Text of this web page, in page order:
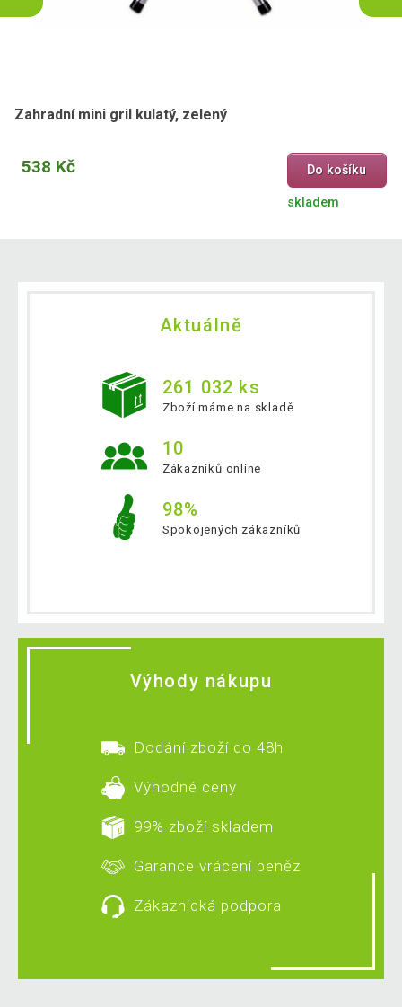
Zahradní mini gril kulatý, zelený
538 Kč Do košíku
skladem
Aktuálně
261 032 ks
Zboží máme na skladě
10
Zákazníků online
98%
Spokojených zákazníků
Výhody nákupu
Dodání zboží do 48h
Výhodné ceny
99% zboží skladem
Garance vrácení peněz
Zákaznická podpora